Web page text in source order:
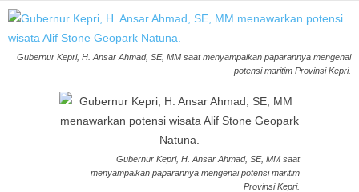
Gubernur Kepri, H. Ansar Ahmad, SE, MM saat menyampaikan paparannya mengenai
potensi maritim Provinsi Kepri.
Gubernur Kepri, H. Ansar Ahmad, SE, MM saat
menyampaikan paparannya mengenai potensi maritim
Provinsi Kepri.